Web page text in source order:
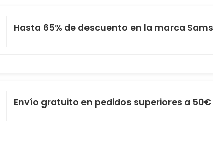
Hasta 65% de descuento en la marca
Envío gratuito en pedidos superiores a 50€